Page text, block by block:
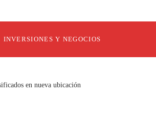
INVERSIONES Y NEGOCIOS
en nueva ubicación